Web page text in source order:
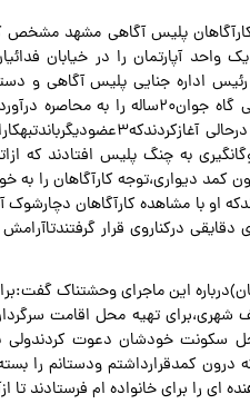
پلیس آگاهی مشهد مشخص
واحد آپارتمان را در خیابان
عمومی وانقلاب مشهد)مخفی گاه
امنیتی،عملیات غافلگیری را
به چنگ پلیس افتادند که
او با مشاهده کارآگاهان
دقایقی درکناروی قرار
این ماجرای وحشتناک
شهری،برای تهیه محل اقامت
سکونت خودشان دعوت
ای را برای خانواده ام فرستادند تا